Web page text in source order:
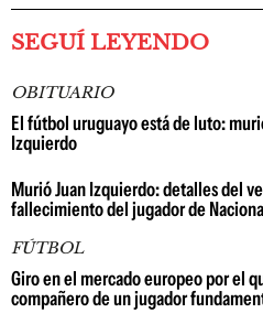
SEGUÍ LEYENDO
OBITUARIO
El fútbol uruguayo está de luto:
Izquierdo
Murió Juan Izquierdo: detalles del
fallecimiento del jugador de
FÚTBOL
Giro en el mercado europeo por el
compañero de un jugador